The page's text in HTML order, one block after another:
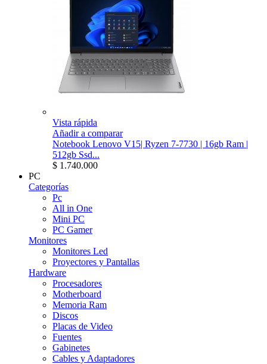
Vista rápida
Añadir a comparar
Notebook Lenovo V15| Ryzen 7-7730 | 16gb Ram |
512gb Ssd...
$ 1.740.000
PC
Categorías
Pc
All in One
Mini PC
PC Gamer
Monitores
Monitores Led
Proyectores y Pantallas
Hardware
Procesadores
Motherboard
Memoria Ram
Discos
Placas de Video
Fuentes
Gabinetes
Cables y Adaptadores